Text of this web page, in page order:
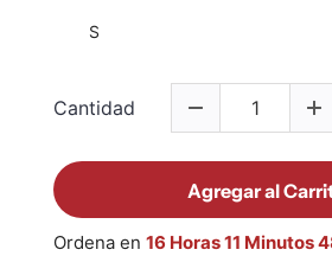
Cantidad
Agregar al
Ordena en 16 Horas 11 Minutos